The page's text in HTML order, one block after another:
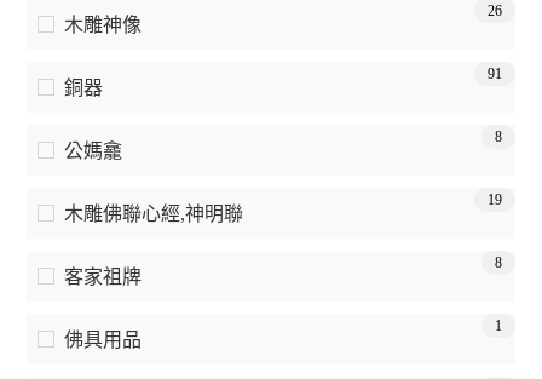
木雕神像
26
銅器
91
公媽龕
8
木雕佛聯心經,神明聯
19
客家祖牌
8
佛具用品
1